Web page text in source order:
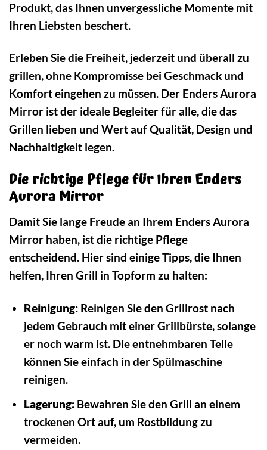
Produkt, das Ihnen unvergessliche Momente mit
Ihren Liebsten beschert.
Erleben Sie die Freiheit, jederzeit und überall zu
grillen, ohne Kompromisse bei Geschmack und
Komfort eingehen zu müssen. Der Enders Aurora
Mirror ist der ideale Begleiter für alle, die das
Grillen lieben und Wert auf Qualität, Design und
Nachhaltigkeit legen.
Die richtige Pflege für Ihren Enders
Aurora Mirror
Damit Sie lange Freude an Ihrem Enders Aurora
Mirror haben, ist die richtige Pflege
entscheidend. Hier sind einige Tipps, die Ihnen
helfen, Ihren Grill in Topform zu halten:
Reinigung:Reinigen Sie den Grillrost nach
jedem Gebrauch mit einer Grillbürste, solange
er noch warm ist. Die entnehmbaren Teile
können Sie einfach in der Spülmaschine
reinigen.
Lagerung:Bewahren Sie den Grill an einem
trockenen Ort auf, um Rostbildung zu
vermeiden.